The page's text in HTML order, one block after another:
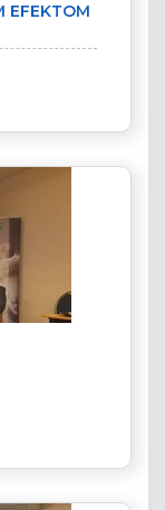
EFEKTOM